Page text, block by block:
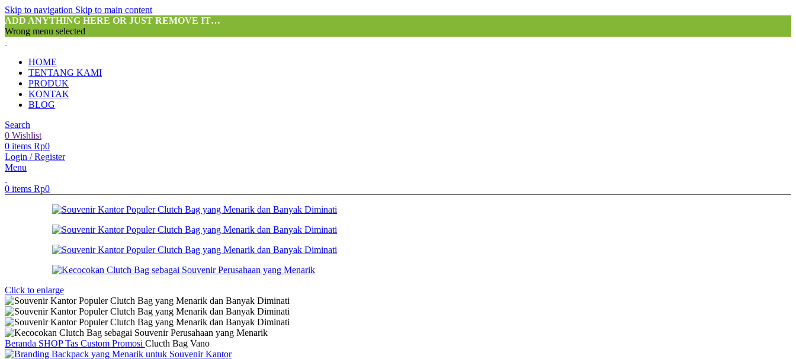
Skip to navigation Skip to main content
ADD ANYTHING HERE OR JUST REMOVE IT…
Wrong menu selected
HOME
TENTANG KAMI
PRODUK
KONTAK
BLOG
Search
0 Wishlist
0 items Rp0
Login / Register
Menu
0 items Rp0
Click to enlarge
Beranda SHOPTas Custom Promosi Clucth Bag Vano